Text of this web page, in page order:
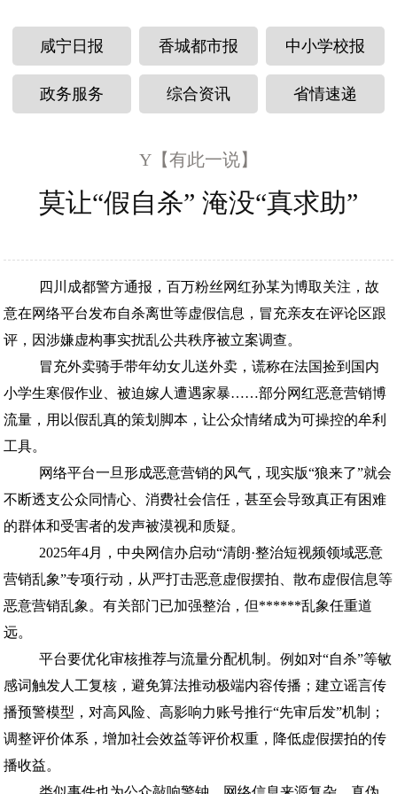
咸宁日报 香城都市报 中小学校报
政务服务 综合资讯 省情速递
Y【有此一说】
莫让“假自杀” 淹没“真求助”
四川成都警方通报，百万粉丝网红孙某为博取关注，故
意在网络平台发布自杀离世等虚假信息，冒充亲友在评论区跟
评，因涉嫌虚构事实扰乱公共秩序被立案调查。
冒充外卖骑手带年幼女儿送外卖，谎称在法国捡到国内
小学生寒假作业、被迫嫁人遭遇家暴……部分网红恶意营销博
流量，用以假乱真的策划脚本，让公众情绪成为可操控的牟利
工具。
网络平台一旦形成恶意营销的风气，现实版“狼来了”就会
不断透支公众同情心、消费社会信任，甚至会导致真正有困难
的群体和受害者的发声被漠视和质疑。
2025年4月，中央网信办启动“清朗·整治短视频领域恶意
营销乱象”专项行动，从严打击恶意虚假摆拍、散布虚假信息等
恶意营销乱象。有关部门已加强整治，但******乱象任重道
远。
平台要优化审核推荐与流量分配机制。例如对“自杀”等敏
感词触发人工复核，避免算法推动极端内容传播；建立谣言传
播预警模型，对高风险、高影响力账号推行“先审后发”机制；
调整评价体系，增加社会效益等评价权重，降低虚假摆拍的传
播收益。